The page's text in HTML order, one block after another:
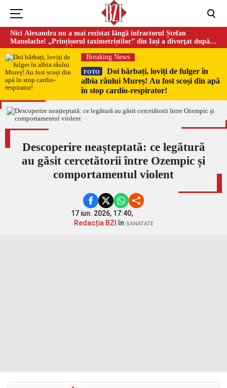
Nici Alexandra nu a mai rezistat lângă infractorul Ștefan
Manolache! „Prințișorul taximetriștilor” din Iași a divorţat după
doi ani de căsnicie
Breaking News
FOTO
Doi bărbați, loviți de fulger în
albia râului Mureș! Au fost scoși din apă
în stop cardio-respirator!
Descoperire neașteptată: ce legătură
au găsit cercetătorii între Ozempic și
comportamentul violent
17 iun. 2026, 17:40,
Redacția BZI în SANATATE